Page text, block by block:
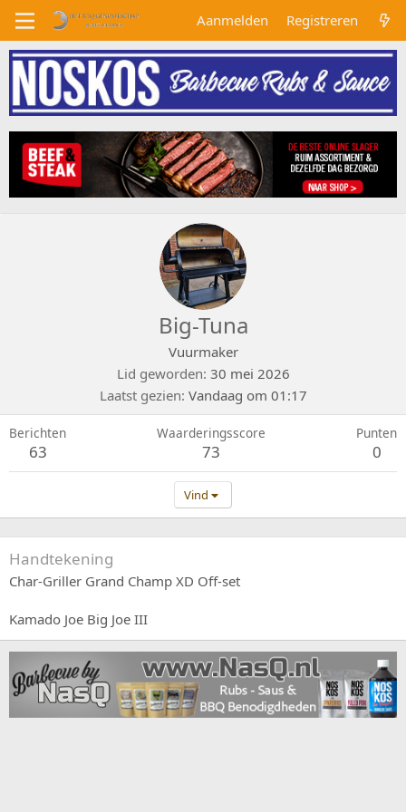
Aanmelden Registreren
Big-Tuna
Vuurmaker
Lid geworden 30 mei 2026
Laatst gezien Vandaag om 01:17
Berichten
63
Waarderingsscore
73
Punten
0
Vind
Handtekening
Char-Griller Grand Champ XD Off-set
Kamado Joe Big Joe III